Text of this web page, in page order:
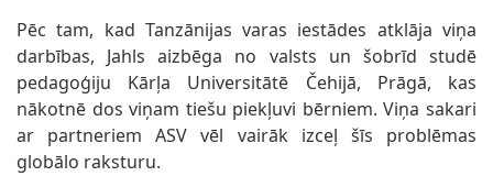
Pēc tam, kad Tanzānijas varas iestādes atklāja viņa
darbības, Jahls aizbēga no valsts un šobrīd studē
pedagoģiju Kārļa Universitātē Čehijā, Prāgā, kas
nākotnē dos viņam tiešu piekļuvi bērniem. Viņa sakari
ar partneriem ASV vēl vairāk izceļ šīs problēmas
globālo raksturu.